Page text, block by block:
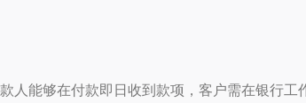
人能够在付款即日收到款项，客户需在银行工